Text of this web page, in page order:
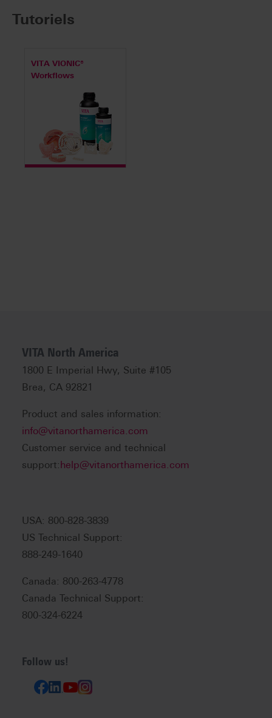
Tutoriels
VITA VIONIC®
Workflows
VITA North America
1800 E Imperial Hwy, Suite #105
Brea, CA 92821
Product and sales information:
info@vitanorthamerica.com
Customer service and technical
support: help@vitanorthamerica.com
USA: 800-828-3839
US Technical Support:
888-249-1640
Canada: 800-263-4778
Canada Technical Support:
800-324-6224
Follow us!